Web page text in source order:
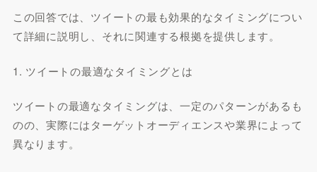
この回答では、ツイートの最も効果的なタイミングについ
て詳細に説明し、それに関連する根拠を提供します。
1. ツイートの最適なタイミングとは
ツイートの最適なタイミングは、一定のパターンがあるも
のの、実際にはターゲットオーディエンスや業界によって
異なります。